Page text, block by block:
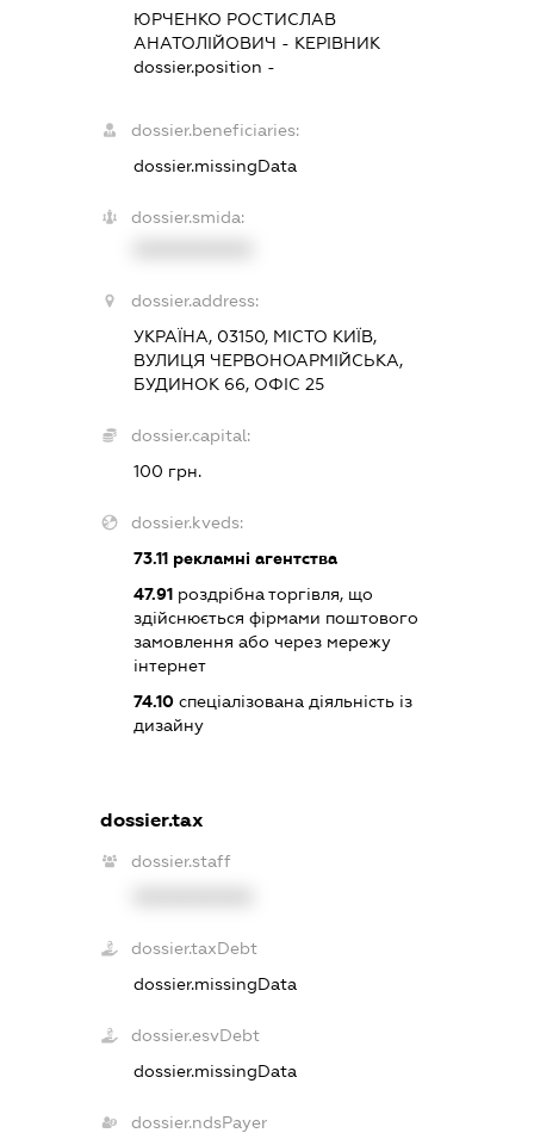
ЮРЧЕНКО РОСТИСЛАВ
АНАТОЛІЙОВИЧ - КЕРІВНИК
dossier.position -
dossier.beneficiaries:
dossier.missingData
dossier.smida:
dossier.address:
УКРАЇНА, 03150, МІСТО КИЇВ,
ВУЛИЦЯ ЧЕРВОНОАРМІЙСЬКА,
БУДИНОК 66, ОФІС 25
dossier.capital:
100 грн.
dossier.kveds:
73.11рекламні агентства
47.91роздрібна торгівля, що
здійснюється фірмами поштового
замовлення або через мережу
інтернет
74.10спеціалізована діяльність із
дизайну
dossier.tax
dossier.staff
dossier.taxDebt
dossier.missingData
dossier.esvDebt
dossier.missingData
dossier.ndsPayer